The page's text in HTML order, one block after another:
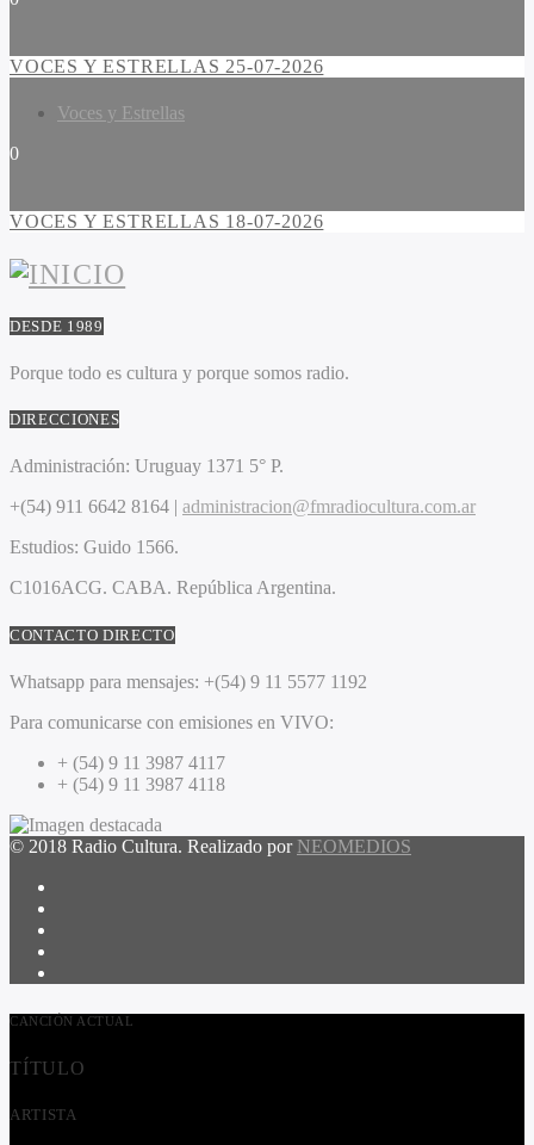
VOCES Y ESTRELLAS 25-07-2026
Voces y Estrellas
0
VOCES Y ESTRELLAS 18-07-2026
DESDE 1989
Porque todo es cultura y porque somos radio.
DIRECCIONES
Administración: Uruguay 1371 5° P.
+(54) 911 6642 8164 | administracion@fmradiocultura.com.ar
Estudios: Guido 1566.
C1016ACG. CABA. República Argentina.
CONTACTO DIRECTO
Whatsapp para mensajes: +(54) 9 11 5577 1192
Para comunicarse con emisiones en VIVO:
+ (54) 9 11 3987 4117
+ (54) 9 11 3987 4118
© 2018 Radio Cultura. Realizado por NEOMEDIOS
CANCIÓN ACTUAL
TÍTULO
ARTISTA